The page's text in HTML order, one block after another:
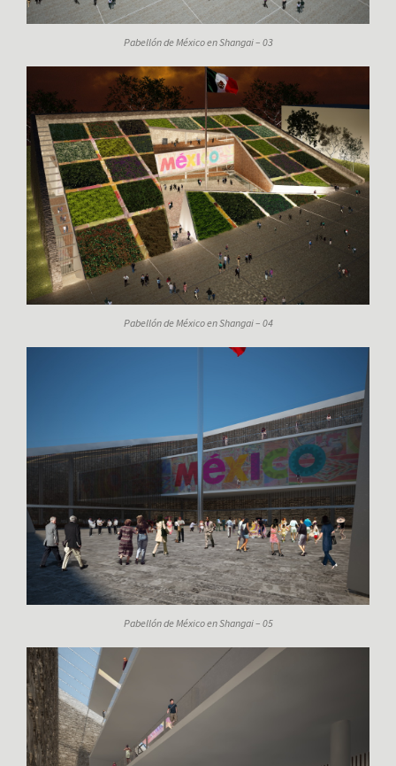
Pabellón de México en Shangai – 03
Pabellón de México en Shangai – 04
Pabellón de México en Shangai – 05